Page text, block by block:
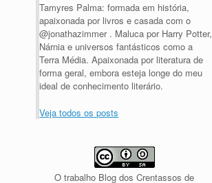
Tamyres Palma: formada em história,
apaixonada por livros e casada com o
@jonathazimmer . Maluca por Harry Potter,
Nárnia e universos fantásticos como a
Terra Média. Apaixonada por literatura de
forma geral, embora esteja longe do meu
ideal de conhecimento literário.
Veja todos os posts
O trabalho Blog dos Crentassos de